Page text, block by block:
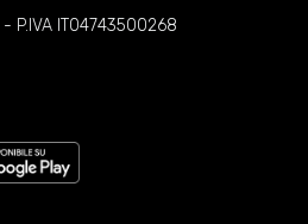
- P.IVA IT04743500268